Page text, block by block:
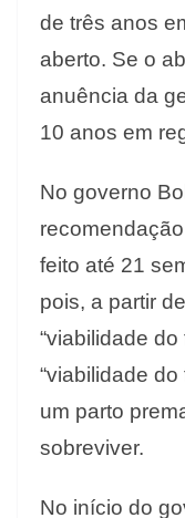
de três anos
aberto. Se o
anuência da
10 anos em
No governo
feito até 21
pois, a partir
“viabilidade
“viabilidade
um parto
sobreviver.
No início do